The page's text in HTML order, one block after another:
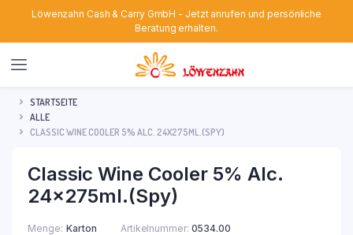
Löwenzahn Cash & Carry GmbH - Jetzt anrufen und persönliche
Beratung erhalten.
STARTSEITE
ALLE
CLASSIC WINE COOLER 5% ALC. 24X275ML.(SPY)
Classic Wine Cooler 5% Alc.
24x275ml.(Spy)
Menge Karton Artikelnummer: 0534.00